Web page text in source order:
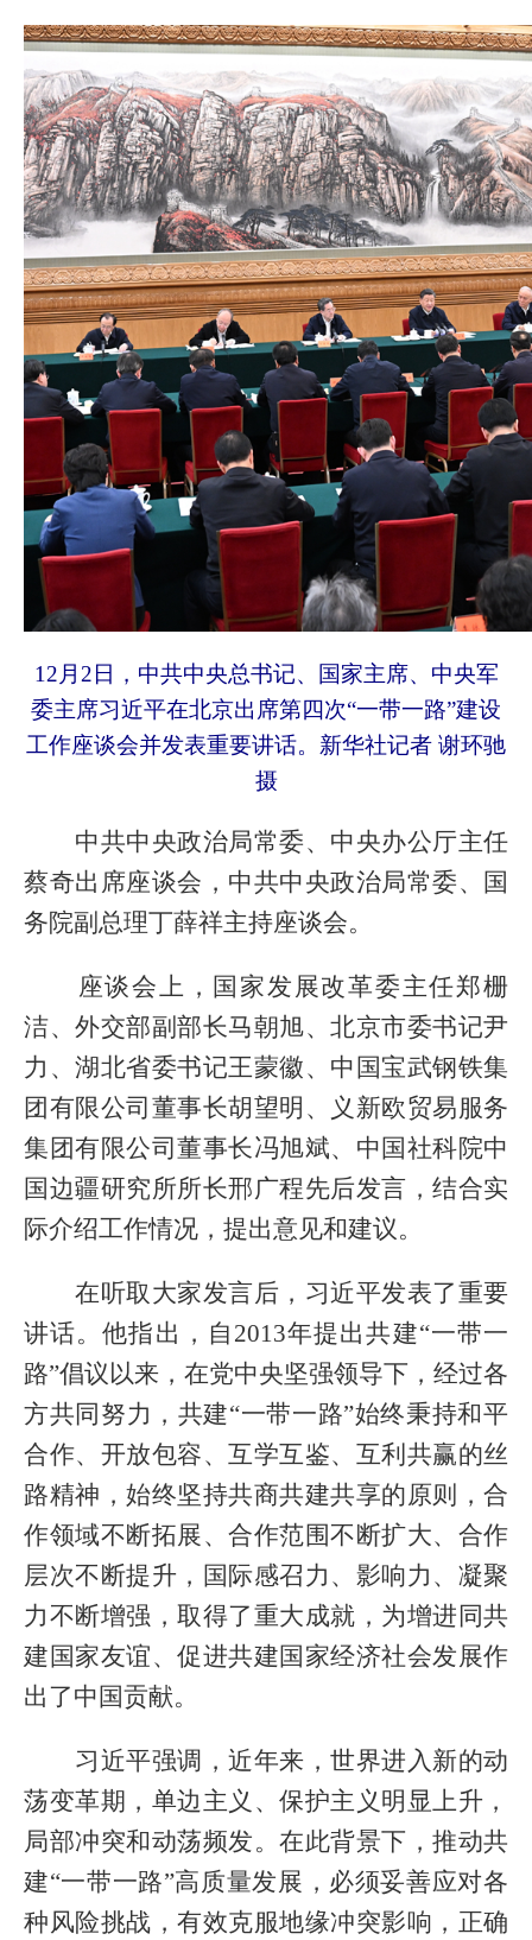
12月2日，中共中央总书记、国家主席、中央军
委主席习近平在北京出席第四次“一带一路”建设
工作座谈会并发表重要讲话。新华社记者 谢环驰
摄
中共中央政治局常委、中央办公厅主任
蔡奇出席座谈会，中共中央政治局常委、国
务院副总理丁薛祥主持座谈会。
座谈会上，国家发展改革委主任郑栅
洁、外交部副部长马朝旭、北京市委书记尹
力、湖北省委书记王蒙徽、中国宝武钢铁集
团有限公司董事长胡望明、义新欧贸易服务
集团有限公司董事长冯旭斌、中国社科院中
国边疆研究所所长邢广程先后发言，结合实
际介绍工作情况，提出意见和建议。
在听取大家发言后，习近平发表了重要
讲话。他指出，自2013年提出共建“一带一
路”倡议以来，在党中央坚强领导下，经过各
方共同努力，共建“一带一路”始终秉持和平
合作、开放包容、互学互鉴、互利共赢的丝
路精神，始终坚持共商共建共享的原则，合
作领域不断拓展、合作范围不断扩大、合作
层次不断提升，国际感召力、影响力、凝聚
力不断增强，取得了重大成就，为增进同共
建国家友谊、促进共建国家经济社会发展作
出了中国贡献。
习近平强调，近年来，世界进入新的动
荡变革期，单边主义、保护主义明显上升，
局部冲突和动荡频发。在此背景下，推动共
建“一带一路”高质量发展，必须妥善应对各
种风险挑战，有效克服地缘冲突影响，正确